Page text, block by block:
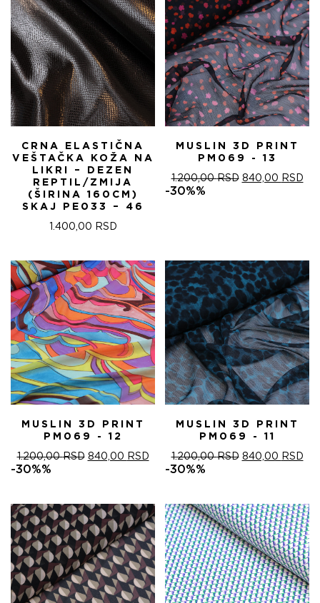
CRNA ELASTIČNA
VEŠTAČKA KOŽA NA
LIKRI – DEZEN
REPTIL/ZMIJA
(ŠIRINA 160CM)
SKAJ PE033 – 46
1.400,00 RSD
MUSLIN 3D PRINT
PM069 - 13
1.200,00RSD ОРИГИНАЛНА
840,00 RSD
-30%%
MUSLIN 3D PRINT
PM069 - 12
1.200,00RSD ОРИГИНАЛНА
1.200,00 RSD.
840,00 RSDТРЕНУТНА
ЦЕНА
-30%%
MUSLIN 3D PRINT
PM069 - 11
1.200,00RSD ОРИГИНАЛНА
1.200,00 RSD.
840,00 RSD
-30%%